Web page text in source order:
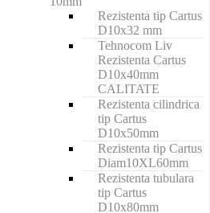
Rezistenta tip Cartus
D10x32 mm
Tehnocom Liv
Rezistenta Cartus
D10x40mm
CALITATE
Rezistenta cilindrica
tip Cartus
D10x50mm
Rezistenta tip Cartus
Diam10XL60mm
Rezistenta tubulara
tip Cartus
D10x80mm